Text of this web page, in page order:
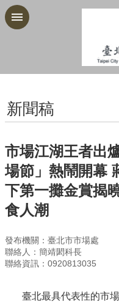
跳到主要內容區塊
新聞稿
市場江湖王者出
場節」熱鬧開幕
下第一攤金賞揭
食人潮
發布機關：臺北市市場處
聯絡人：簡靖閎科長
聯絡資訊：0920813035
臺北最具代表性的市場